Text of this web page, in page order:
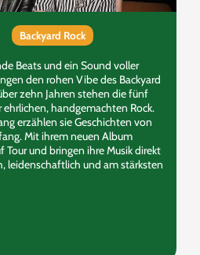
Backyard Rock
Beats und ein Sound voller
den rohen Vibe des Backyard
zehn Jahren stehen die fünf
handgemachten Rock.
erzählen sie Geschichten von
Mit ihrem neuen Album
Tour und bringen ihre Musik direkt
leidenschaftlich und am stärksten